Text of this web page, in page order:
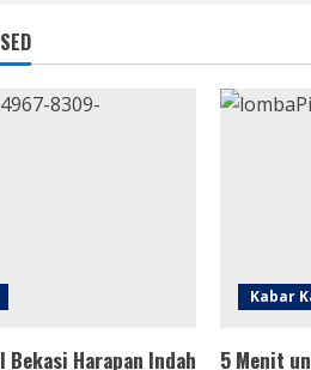
Bekasi Harapan Indah
Kabar
5 Menit